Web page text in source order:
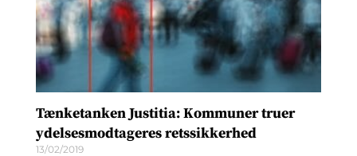
Tænketanken Justitia: Kommuner truer
ydelsesmodtageres retssikkerhed
13/02/2019